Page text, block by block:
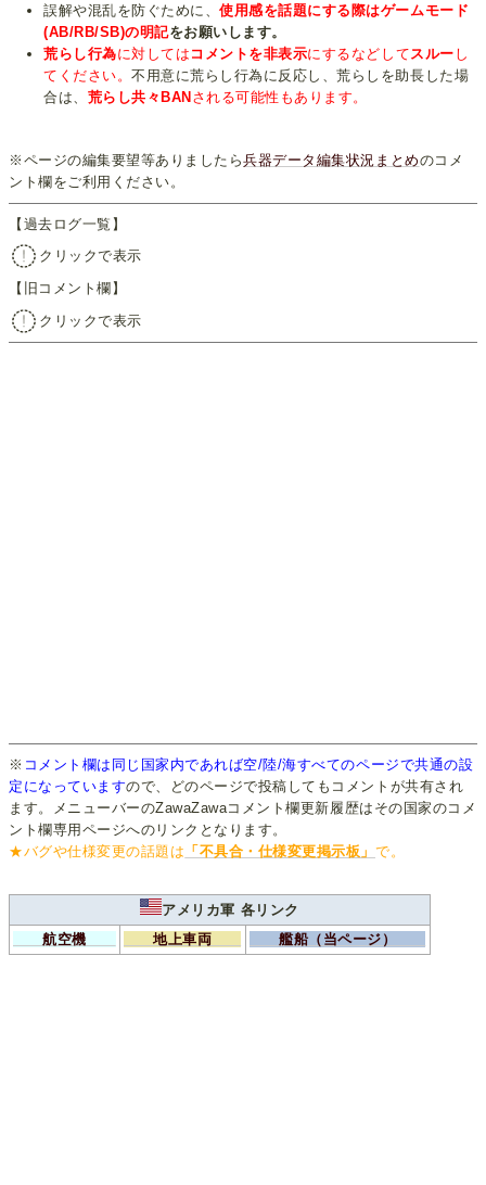
誤解や混乱を防ぐために、使用感を話題にする際はゲームモード
(AB/RB/SB)の明記をお願いします。
荒らし行為に対しては コメントを非表示にするなどして スルー し
てください。不用意に荒らし行為に反応し、荒らしを助長した場
合は、 荒らし共々BANされる可能性もあります。
※ページの編集要望等ありましたら兵器データ編集状況まとめのコメ
ント欄をご利用ください。
【過去ログ一覧】
クリックで表示
【旧コメント欄】
クリックで表示
※ コメント欄は同じ国家内であれば空/陸/海すべてのページで共通の設
定になっていますので、どのページで投稿してもコメントが共有され
ます。メニューバーのZawaZawaコメント欄更新履歴はその国家のコメ
ント欄専用ページへのリンクとなります。
★バグや仕様変更の話題は 「不具合・仕様変更掲示板」で。
アメリカ軍 各リンク
航空機
地上車両 艦船（当ページ）